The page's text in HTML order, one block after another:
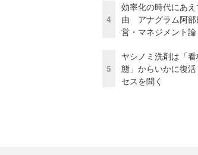
4
効率化の時代にあえ
由 アナグラム阿部
営・マネジメント論
5
ヤシノミ洗剤は「
態」からいかに復
セスを聞く